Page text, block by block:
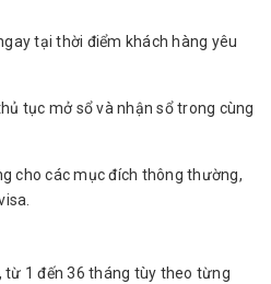
tại thời điểm khách hàng yêu
tục mở sổ và nhận sổ trong cùng
cho các mục đích thông thường,
1 đến 36 tháng tùy theo từng